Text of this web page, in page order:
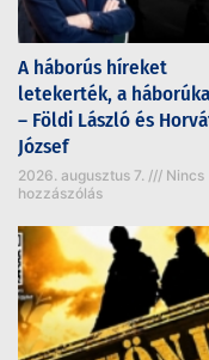
A háborús híreket
letekerték, a
– Földi László és
József
2026. augusztus 7.
Nincs
hozzászólás